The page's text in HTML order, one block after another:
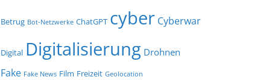
Betrug Bot-Netzwerke ChatGPT cyber Cyberwar
Digital Digitalisierung Drohnen
Fake Fake News Film Freizeit Geolocation